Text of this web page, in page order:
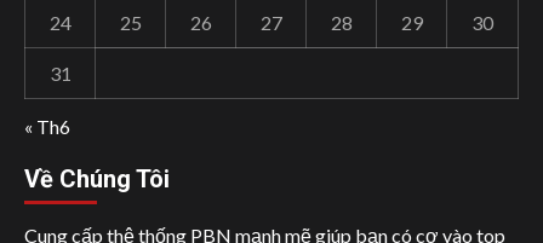
24 25 26 27 28 29 30
31
« Th6
Về Chúng Tôi
Cung cấp thệ thống PBN mạnh mẽ giúp bạn có cơ vào top